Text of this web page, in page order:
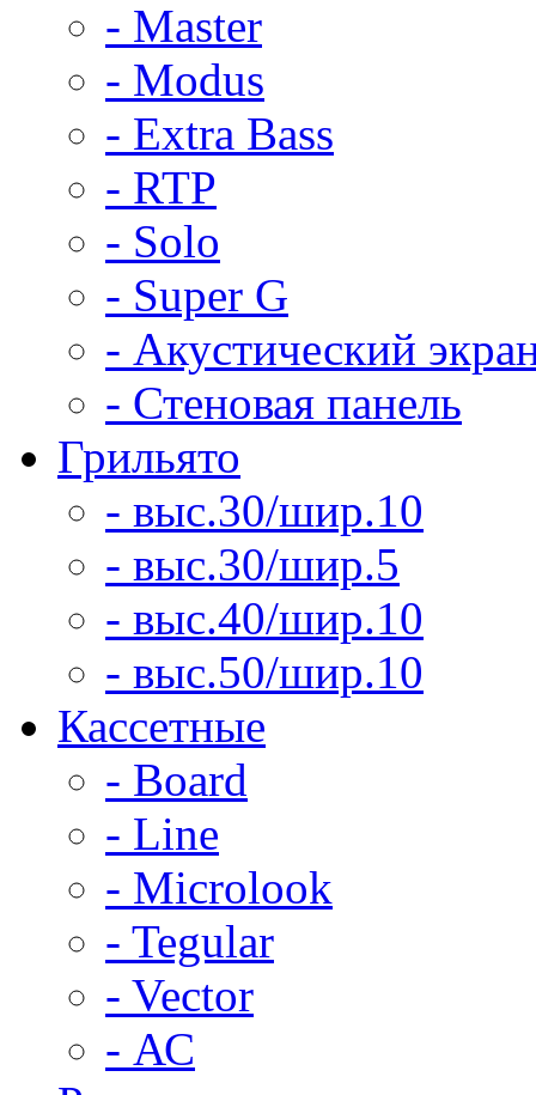
- Master
- Modus
- Extra Bass
- RTP
- Solo
- Super G
- Акустический
- Стеновая панель
Грильято
- выс.30/шир.10
- выс.30/шир.5
- выс.40/шир.10
- выс.50/шир.10
Кассетные
- Board
- Line
- Microlook
- Tegular
- Vector
- АС